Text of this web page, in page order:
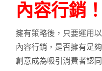
內容行銷！
擁有策略後，只要運用
內容行銷，是否擁有足
創意成為吸引消費者認